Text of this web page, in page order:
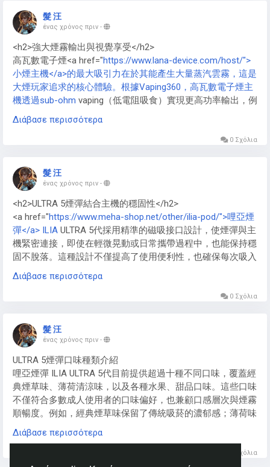
髮 汪
ένας χρόνος πριν -
<h2>強大煙霧輸出與視覺享受</h2>
高瓦數電子煙<a href="https://www.lana-device.com/host/">
小煙主機</a>的最大吸引力在於其能產生大量蒸汽雲霧，這是
大煙玩家追求的核心體驗。根據Vaping360，高瓦數電子煙主
機透過sub-ohm vaping（低電阻吸食）實現更高功率輸出，例
如GeekVape Aegis X可達200W，能快速加熱線圈，生成濃密
雲霧。這種大煙霧不僅提供強烈喉嚨擊感，還讓使用者在
cloud chasing競賽中展現技巧，創造出令人驚嘆的煙霧造型。
此外，高瓦數電子煙<a href="
device.com/host/">VAPE主機</a>配備大容量霧化器，如
Vaporesso
煙油，進一步提升雲霧密度。對於大煙玩家來說，這種視覺享
受遠超低瓦數小煙電子煙主機，成為社交場合的焦點。2025
年趨勢顯示，高瓦數電子煙主機融入更多空氣流設計，優化雲
霧形成，讓大煙體驗更極致。
Διάβασε περισσότερα
0 Σχόλια
髮 汪
ένας χρόνος πριν -
<h2>ULTRA 5煙彈結合主機的穩固性</h2>
<a href="https://www.meha-shop.net/other/ilia-pod/">哩亞煙
彈</a> ILIA ULTRA 5代採用精準的磁吸接口設計，使煙彈與主
機緊密連接，即使在輕微晃動或日常攜帶過程中，也能保持穩
固不脫落。這種設計不僅提高了使用便利性，也確保每次吸入
時的氣流穩定，提供均勻的煙霧體驗。
https://www.meha-shop.net/other/ilia-
有效避免因連接不緊而造成的晃動或脫落問題，對新手與老手
使用者皆十分友好。
Διάβασε περισσότερα
0 Σχόλια
髮 汪
ένας χρόνος πριν -
ULTRA 5煙彈口味種類介紹
哩亞煙彈 ILIA ULTRA 5代目前提供超過十種不同口味，覆蓋經
典煙草味、薄荷清涼味，以及各種水果、甜品口味。這些口味
不僅符合多數成人使用者的口味偏好，也兼顧口感層次與煙霧
順暢度。例如，經典煙草味保留了傳統吸菸的濃郁感；薄荷味
則帶來清爽體驗；水果口味如芒果、草莓、藍莓等則增添趣味
感，使每次吸食都充滿新鮮感。ILIA哩啞煙彈的多樣口味選
Διάβασε περισσότερα
0 Σχόλια